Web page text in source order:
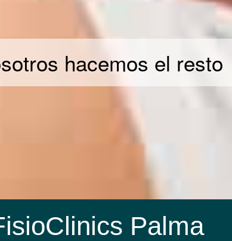
hacemos el resto
Palma